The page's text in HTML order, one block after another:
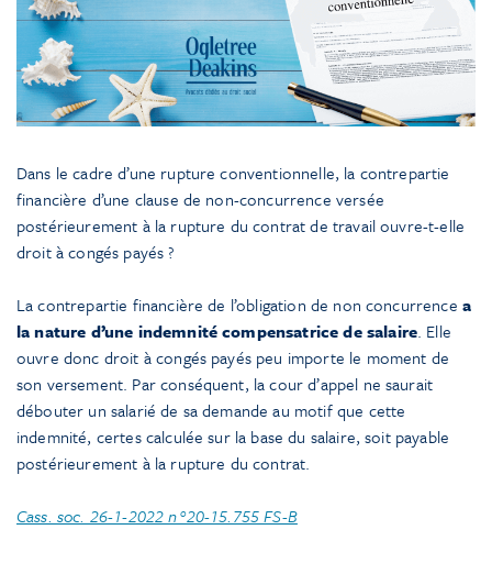
Dans le cadre d’une rupture conventionnelle, la contrepartie
financière d’une clause de non-concurrence versée
postérieurement à la rupture du contrat de travail ouvre-t-elle
droit à congés payés ?
La contrepartie financière de l’obligation de non concurrence a
la nature d’une indemnité compensatrice de salaire. Elle
ouvre donc droit à congés payés peu importe le moment de
son versement. Par conséquent, la cour d’appel ne saurait
débouter un salarié de sa demande au motif que cette
indemnité, certes calculée sur la base du salaire, soit payable
postérieurement à la rupture du contrat.
Cass. soc. 26-1-2022 n°20-15.755 FS-B